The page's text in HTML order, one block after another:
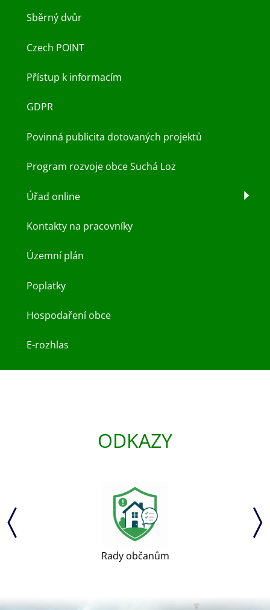
Sběrný dvůr
Czech POINT
Přístup k informacím
GDPR
Povinná publicita dotovaných projektů
Program rozvoje obce Suchá Loz
Úřad online
Kontakty na pracovníky
Územní plán
Poplatky
Hospodaření obce
E-rozhlas
ODKAZY
Rady občanům